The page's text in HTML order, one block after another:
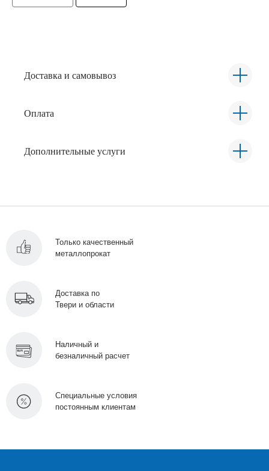
Доставка и самовывоз
Оплата
Дополнительные услуги
Только качественный
металлопрокат
Доставка по
Твери и области
Специальные условия
постоянным клиентам
Наличный и
безналичный расчет